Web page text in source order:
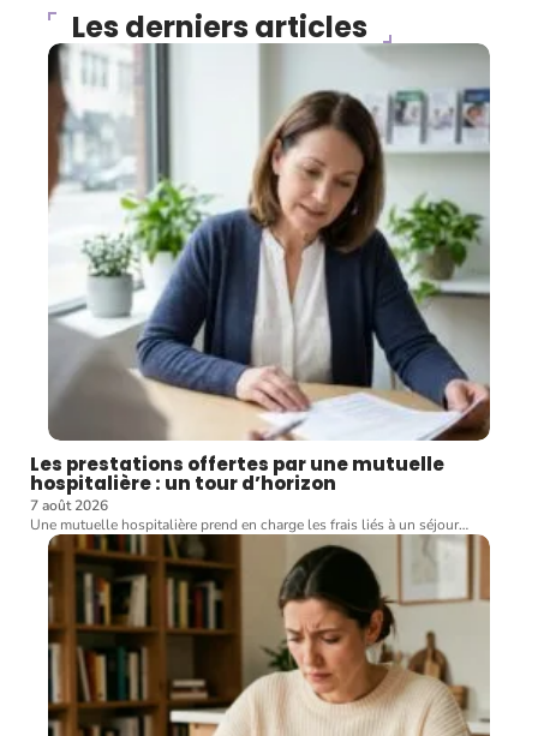
Les derniers articles
Les prestations offertes par une mutuelle
hospitalière : un tour d’horizon
7 août 2026
Une mutuelle hospitalière prend en charge les frais liés à un séjour…